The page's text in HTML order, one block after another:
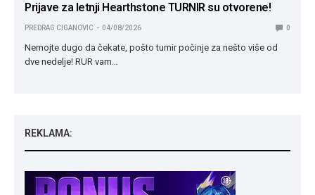
Prijave za letnji Hearthstone TURNIR su otvorene!
PREDRAG CIGANOVIC 04/08/2026 0
Nemojte dugo da čekate, pošto turnir počinje za nešto više od
dve nedelje! RUR vam…
REKLAMA: